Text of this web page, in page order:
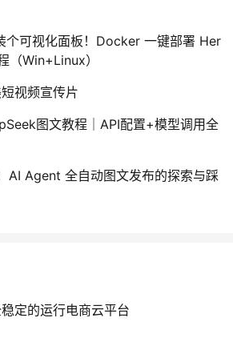
可视化面板！Docker 一键部署 Her
（Win+Linux）
视频宣传片
图文教程｜API配置+模型调用全
AI Agent 全自动图文发布的探索与踩
定的运行电商云平台